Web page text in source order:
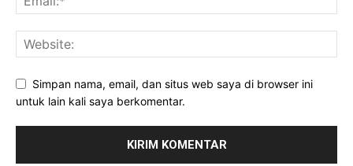
Simpan nama, email, dan situs web saya di browser ini
untuk lain kali saya berkomentar.